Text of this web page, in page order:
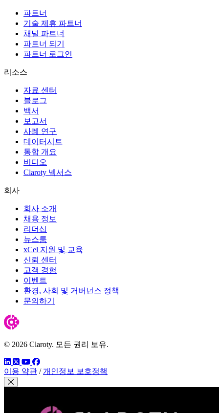
파트너
기술 제휴 파트너
채널 파트너
파트너 되기
파트너 로그인
리소스
자료 센터
블로그
백서
보고서
사례 연구
데이터시트
통합 개요
비디오
Claroty 넥서스
회사
회사 소개
채용 정보
리더십
뉴스룸
xCel 지원 및 교육
신뢰 센터
고객 경험
이벤트
환경, 사회 및 거버넌스 정책
문의하기
© 2026 Claroty. 모든 권리 보유.
링크드인
트위터유튜브
페이스북
이용 약관 / 개인정보 보호정책
모달 닫기